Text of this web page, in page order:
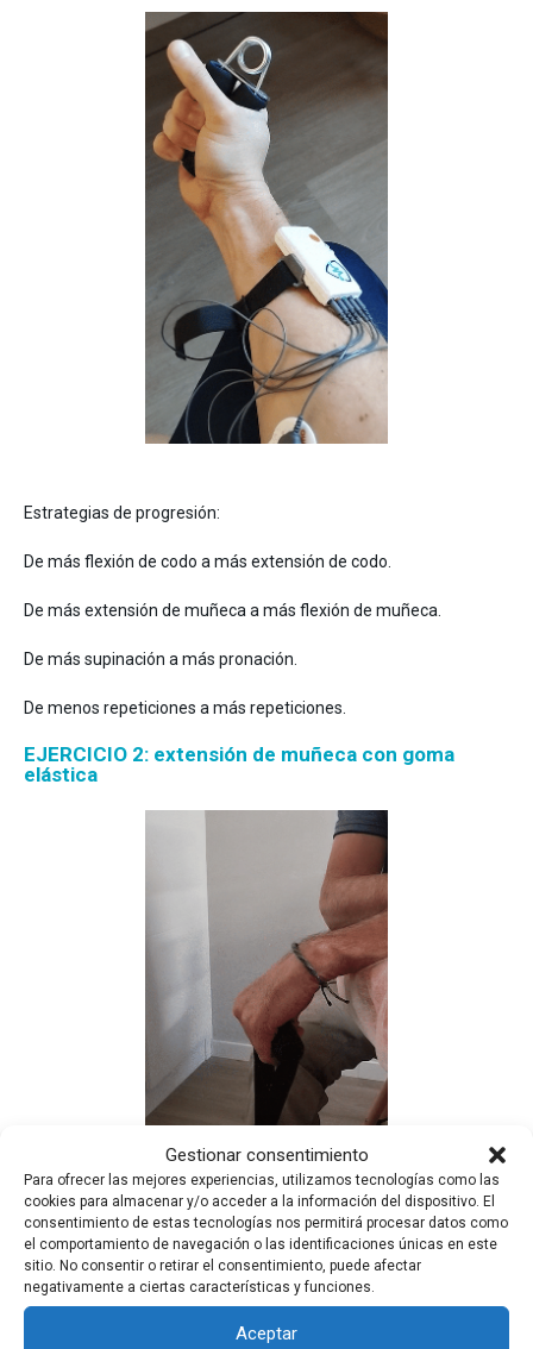
Gestionar consentimiento
Para ofrecer las mejores experiencias, utilizamos tecnologías como las
cookies para almacenar y/o acceder a la información del dispositivo. El
consentimiento de estas tecnologías nos permitirá procesar datos como
el comportamiento de navegación o las identificaciones únicas en este
sitio. No consentir o retirar el consentimiento, puede afectar
negativamente a ciertas características y funciones.
Aceptar
Estrategias de progresión:
De más flexión de codo a más extensión de codo.
De más extensión de muñeca a más flexión de muñeca.
De más supinación a más pronación.
De menos repeticiones a más repeticiones.
EJERCICIO 2: extensión de muñeca con goma
elástica
Estrategias de progresión: